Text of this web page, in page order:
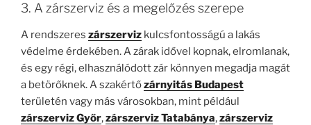
3. A zárszerviz és a megelőzés szerepe
A rendszeres zárszerviz kulcsfontosságú a lakás
védelme érdekében. A zárak idővel kopnak, elromlanak,
és egy régi, elhasználódott zár könnyen megadja magát
a betörőknek. A szakértőzárnyitás Budapest
területén vagy más városokban, mint például
zárszerviz Győr,zárszerviz Tatabánya,zárszerviz